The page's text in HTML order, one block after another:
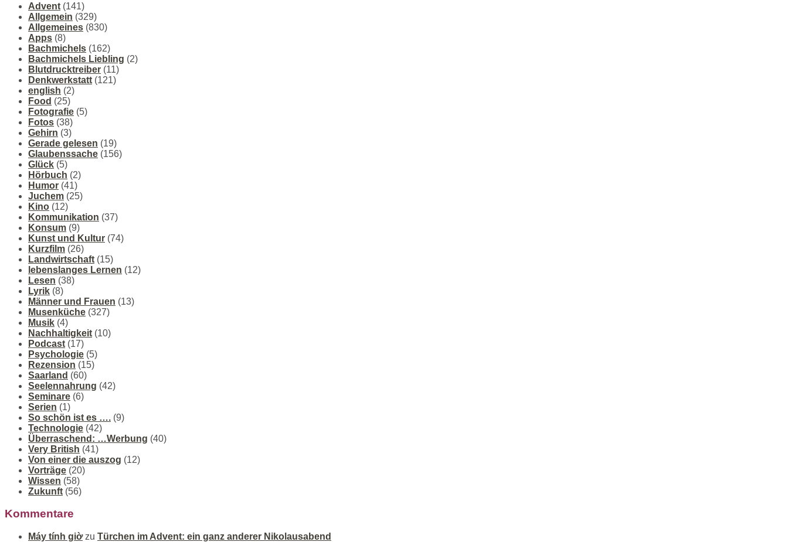
Advent (141)
Allgemein (329)
Allgemeines (830)
Apps (8)
Bachmichels (162)
Bachmichels Liebling (2)
Blutdrucktreiber (11)
Denkwerkstatt (121)
english (2)
Food (25)
Fotografie (5)
Fotos (38)
Gehirn (3)
Gerade gelesen (19)
Glaubenssache (156)
Glück (5)
Hörbuch (2)
Humor (41)
Juchem (25)
Kino (12)
Kommunikation (37)
Konsum (9)
Kunst und Kultur (74)
Kurzfilm (26)
Landwirtschaft (15)
lebenslanges Lernen (12)
Lesen (38)
Lyrik (8)
Männer und Frauen (13)
Musenküche (327)
Musik (4)
Nachhaltigkeit (10)
Podcast (17)
Psychologie (5)
Rezension (15)
Saarland (60)
Seelennahrung (42)
Seminare (6)
Serien (1)
So schön ist es …. (9)
Technologie (42)
Überraschend: …Werbung (40)
Very British (41)
Von einer die auszog (12)
Vorträge (20)
Wissen (58)
Zukunft (56)
Kommentare
Máy tính giờzu Türchen im Advent: ein ganz anderer Nikolausabend